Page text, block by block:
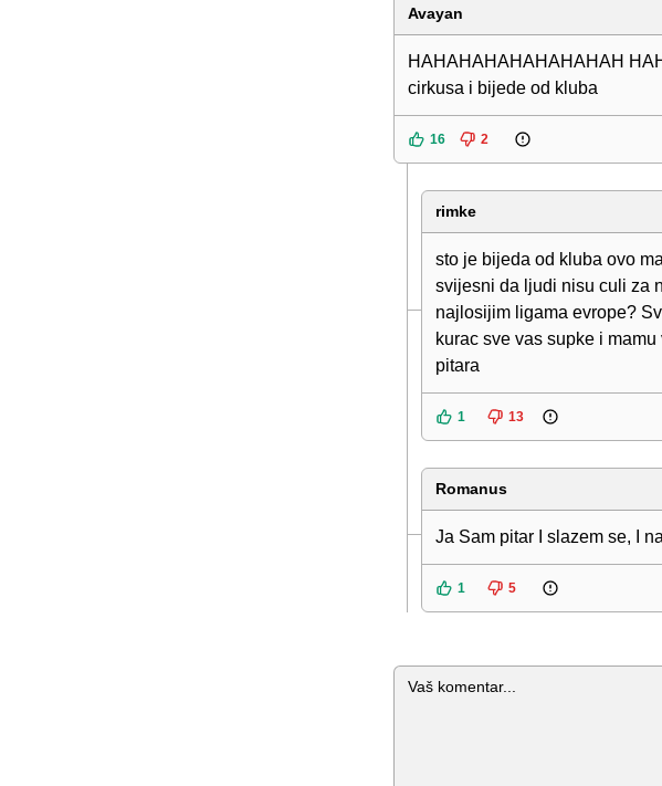
Avayan
HAHAHAHAHAHAHAHAH
cirkusa i bijede od kluba
16 2
rimke
sto je bijeda od kluba ovo
svijesni da ljudi nisu culi za
najlosijim ligama evrope?
kurac sve vas supke i
pitara
1 13
Romanus
Ja Sam pitar I slazem se, I
1 5
Komentar